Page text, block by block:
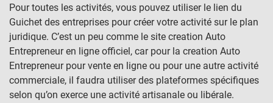
Pour toutes les activités, vous pouvez utiliser le lien du
Guichet des entreprises pour créer votre activité sur le plan
juridique. C’est un peu comme le site creation Auto
Entrepreneur en ligne officiel, car pour la creation Auto
Entrepreneur pour vente en ligne ou pour une autre activité
commerciale, il faudra utiliser des plateformes spécifiques
selon qu’on exerce une activité artisanale ou libérale.